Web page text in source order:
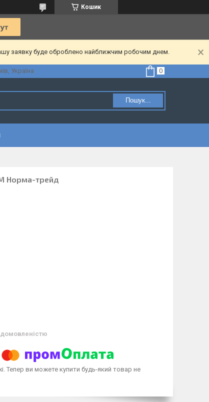
Кошик
заявку буде оброблено найближчим робочим днем.
Україна
Пошук...
Норма-трейд
Тепер ви можете купити будь-який товар не